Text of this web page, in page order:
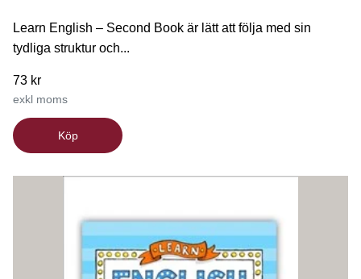
Learn English – Second Book är lätt att följa med sin
tydliga struktur och...
73 kr
exkl moms
Köp